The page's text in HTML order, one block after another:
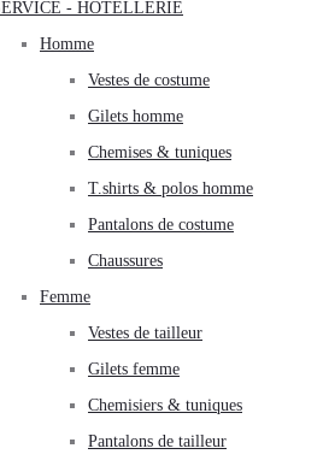
- HÔTELLERIE
Homme
Vestes de costume
Gilets homme
Chemises & tuniques
T.shirts & polos homme
Pantalons de costume
Chaussures
Femme
Vestes de tailleur
Gilets femme
Chemisiers & tuniques
Pantalons de tailleur